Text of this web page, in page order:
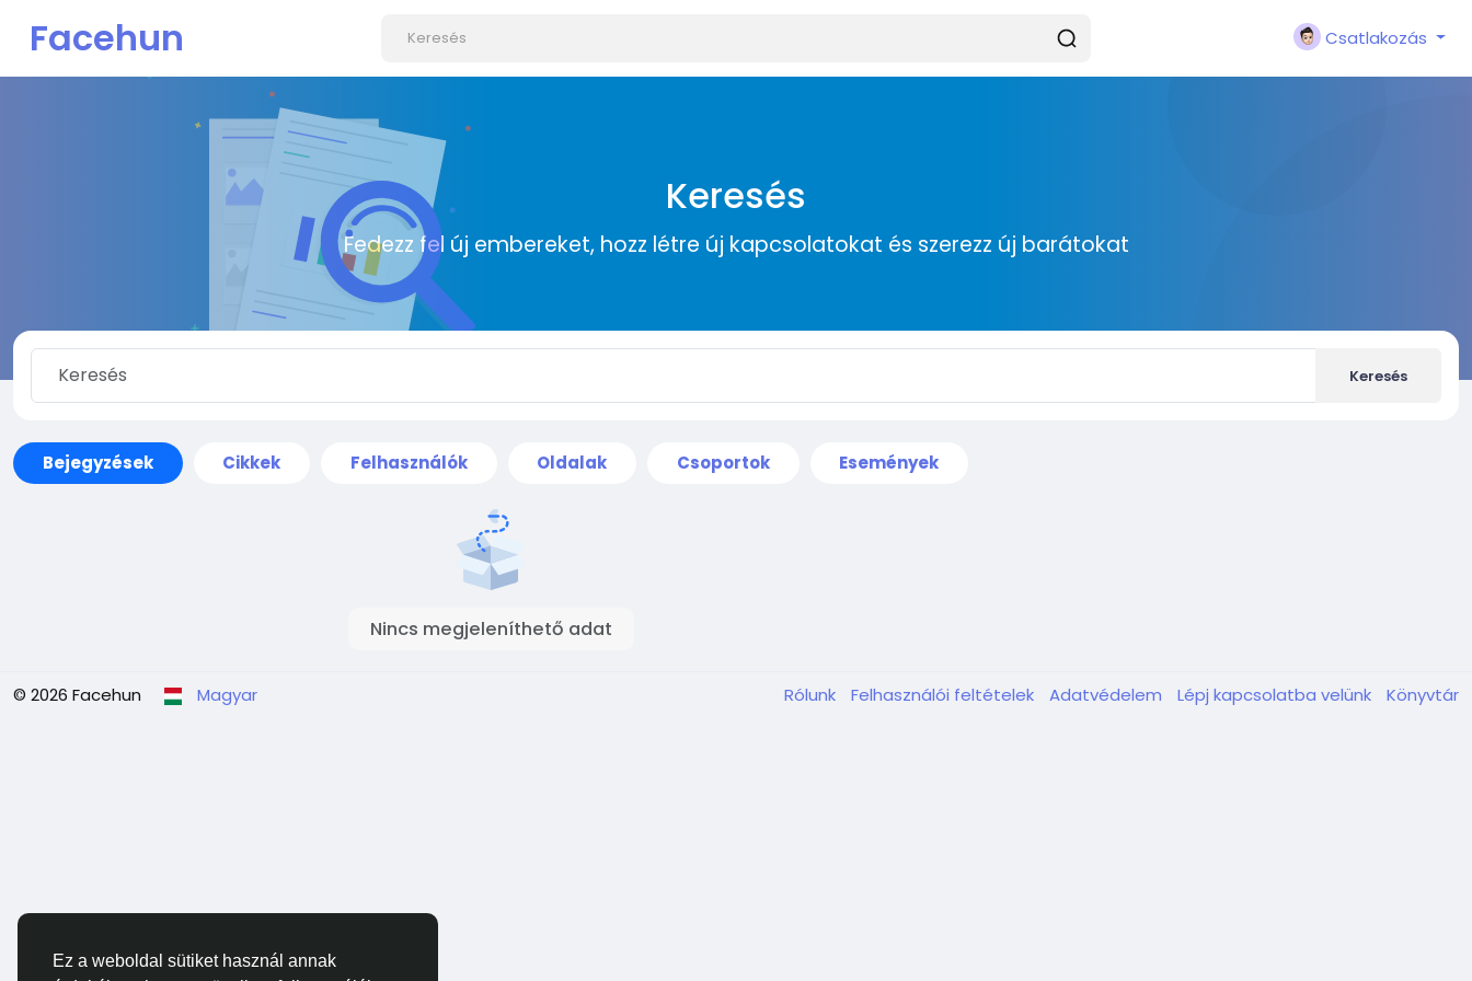
Ez a weboldal sütiket használ annak
Facehun Csatlakozás
Keresés
Fedezz fel új embereket, hozz létre új kapcsolatokat és szerezz új barátokat
Keresés
Bejegyzések Cikkek Felhasználók Oldalak Csoportok Események
Nincs megjeleníthető adat
© 2026 Facehun Magyar Rólunk Felhasználói feltételek Adatvédelem Lépj kapcsolatba velünk Könyvtár